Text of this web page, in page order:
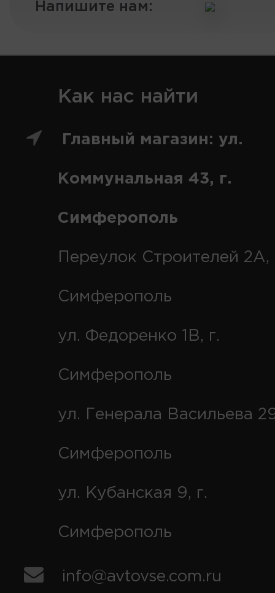
Напишите нам:
Как нас найти
Главный магазин: ул.
Коммунальная 43, г.
Симферополь
Переулок Строителей 2А,
Симферополь
ул. Федоренко 1В, г.
Симферополь
ул. Генерала Васильева
Симферополь
ул. Кубанская 9, г.
Симферополь
info@avtovse.com.ru